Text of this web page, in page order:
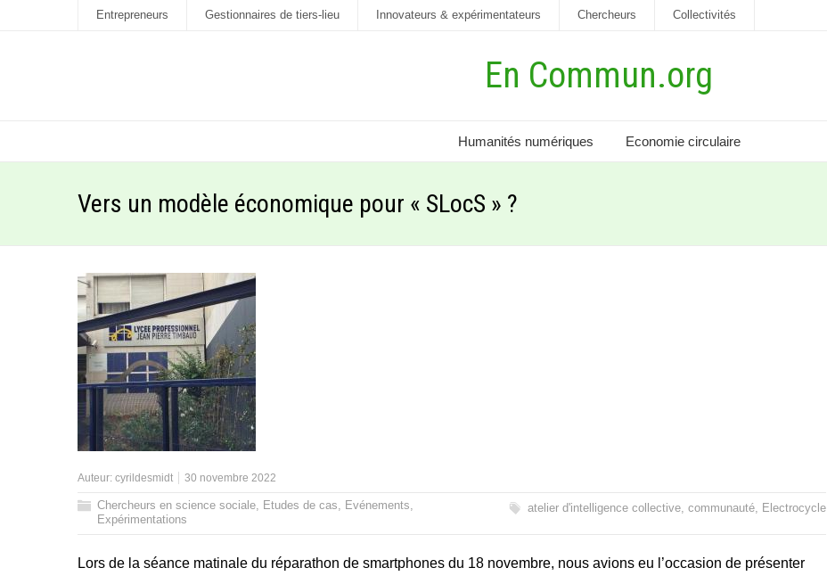
Entrepreneurs Gestionnaires de tiers-lieu Innovateurs & expérimentateurs Chercheurs Collectivités
En Commun.org
Humanités numériques Economie circulaire
Vers un modèle économique pour « SLocS » ?
Auteur: cyrildesmidt 30 novembre 2022
Chercheurs en science sociale, Etudes de cas, Evénements,
Expérimentations
atelier d'intelligence collective, communauté, Electrocycle
Lors de la séance matinale du réparathon de smartphones du 18 novembre, nous avions eu l’occasion de présenter